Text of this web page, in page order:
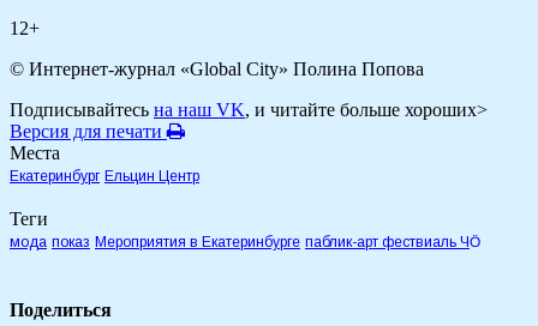
12+
© Интернет-журнал «Global City» Полина Попова
Подписывайтесь на наш VK, и читайте больше хороших>
Версия для печати
Места
Екатеринбург Ельцин Центр
Теги
мода показ Мероприятия в Екатеринбурге паблик-арт фествиаль ЧӦ
Поделиться